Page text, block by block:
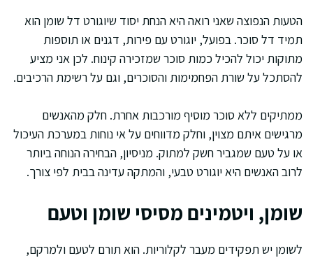
הטעות הנפוצה שאני רואה היא הנחת יסוד שיוגורט דל שומן הוא
תמיד דל סוכר. בפועל, יוגורט עם פירות, דגנים או תוספות
מתוקות יכול להכיל כמות סוכר שמזכירה קינוח. לכן אני מציע
להסתכל על שורת הפחמימות והסוכרים, וגם על רשימת הרכיבים.
ממתיקים ללא סוכר מוסיף מורכבות אחרת. חלק מהאנשים
מרגישים איתם מצוין, וחלק מדווחים על אי נוחות במערכת העיכול
או על טעם שמגביר חשק למתוק. מניסיון, הבחירה הנוחה ביותר
לרוב האנשים היא יוגורט טבעי, והמתקה עדינה בבית לפי צורך.
שומן, ויטמינים מסיסי שומן וטעם
לשומן יש תפקידים מעבר לקלוריות. הוא תורם לטעם ולמרקם,